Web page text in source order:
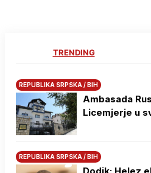
TRENDING
REPUBLIKA SRPSKA / BIH
Ambasada
Licemjerje u
REPUBLIKA SRPSKA / BIH